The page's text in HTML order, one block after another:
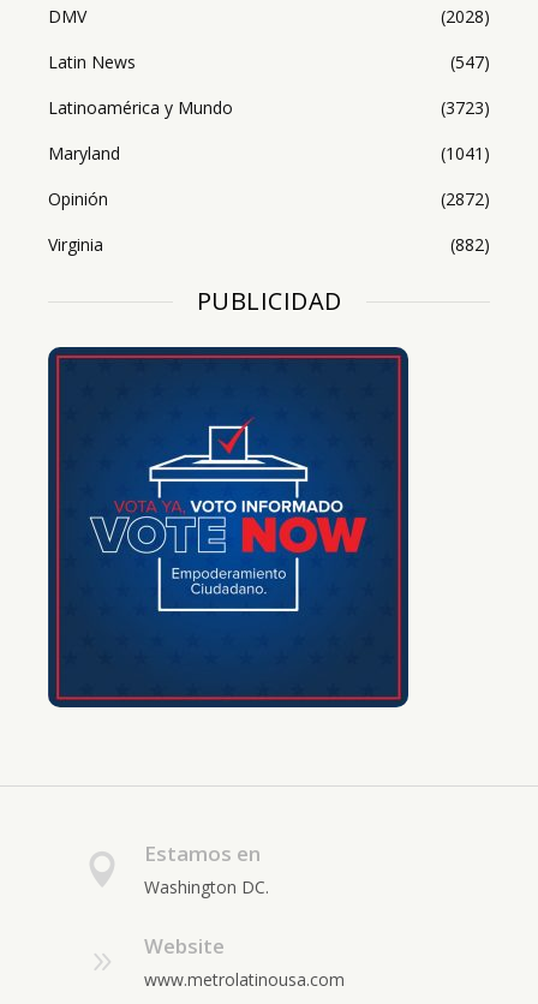
DMV
(2028)
Latin News
(547)
Latinoamérica y Mundo
(3723)
Maryland
(1041)
Opinión
(2872)
Virginia
(882)
PUBLICIDAD
Estamos en
Washington DC.
Website
www.metrolatinousa.com